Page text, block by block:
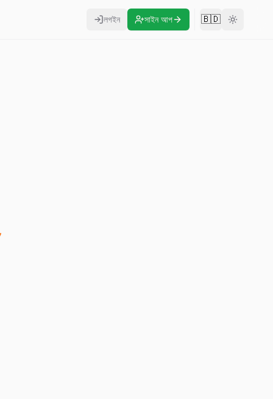
লগইন সাইন আপ 🇧🇩Change